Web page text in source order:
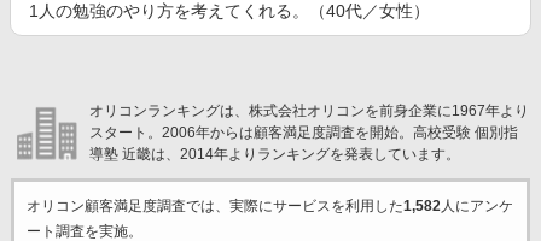
1人の勉強のやり方を考えてくれる。（40代／女性）
オリコンランキングは、株式会社オリコンを前身企業に1967年より
スタート。2006年からは顧客満足度調査を開始。高校受験 個別指
導塾 近畿は、2014年よりランキングを発表しています。
オリコン顧客満足度調査では、実際にサービスを利用した1,582人にアンケ
ート調査を実施。